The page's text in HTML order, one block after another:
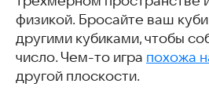
физикой. Бросайте ваш
другими кубиками, чтобы
число. Чем-то игра похожа
другой плоскости.